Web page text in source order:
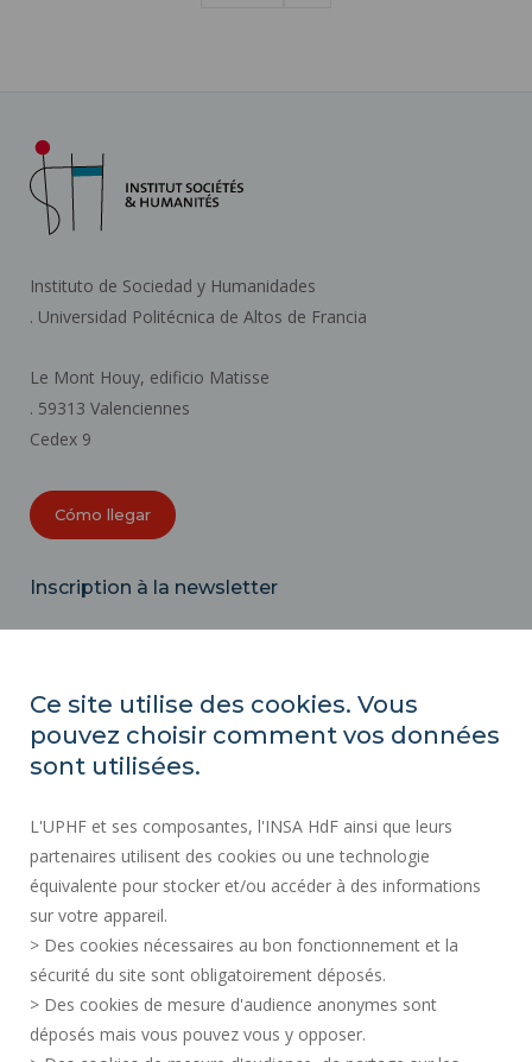
Instituto de Sociedad y Humanidades
. Universidad Politécnica de Altos de Francia
Le Mont Houy, edificio Matisse
. 59313 Valenciennes
Cedex 9
Cómo llegar
Inscription à la newsletter
ACTOS REGLAMENTARIOS
CONTRATACIÓN PÚBLICA
INFORMACIÓN LEGAL
SALA DE PRENSA
CONTRATACIÓN
MAPA DEL SITIO
DATOS PERSONALES
Ce site utilise des cookies. Vous
pouvez choisir comment vos données
sont utilisées.
L'UPHF et ses composantes, l'INSA HdF ainsi que leurs
partenaires utilisent des cookies ou une technologie
équivalente pour stocker et/ou accéder à des informations
sur votre appareil.
> Des cookies nécessaires au bon fonctionnement et la
sécurité du site sont obligatoirement déposés.
> Des cookies de mesure d'audience anonymes sont
déposés mais vous pouvez vous y opposer.